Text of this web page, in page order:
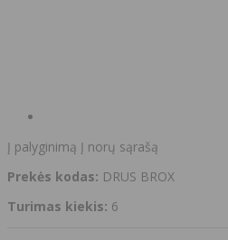
Į palyginimą Į norų sąrašą
Prekės kodas: DRUS BROX
Turimas kiekis: 6